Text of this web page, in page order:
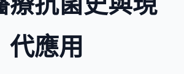
代應用